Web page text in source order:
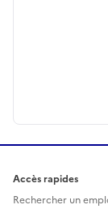
Accès rapides
Rechercher un